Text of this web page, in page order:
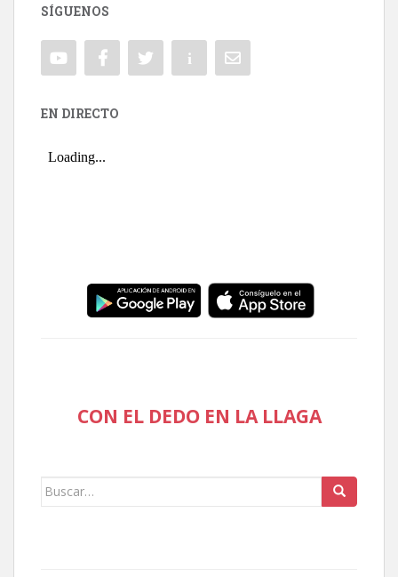
SÍGUENOS
EN DIRECTO
CON EL DEDO EN LA LLAGA
Buscar: